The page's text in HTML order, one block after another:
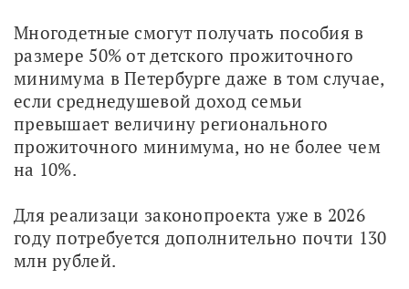
Многодетные смогут получать пособия в
размере 50% от детского прожиточного
минимума в Петербурге даже в том случае,
если среднедушевой доход семьи
превышает величину регионального
прожиточного минимума, но не более чем
на 10%.
Для реализаци законопроекта уже в 2026
году потребуется дополнительно почти 130
млн рублей.